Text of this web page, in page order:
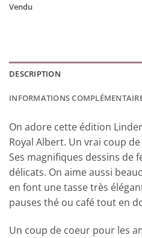
Vendu
DESCRIPTION
INFORMATIONS
On adore cette édition
Royal Albert. Un vrai coup
Ses magnifiques dessins de
délicats. On aime aussi
en font une tasse très
pauses thé ou café tout en
Un coup de coeur pour les